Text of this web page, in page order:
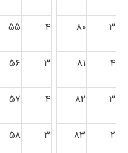
۳ ۸۰ ۴ ۵۵
۴ ۸۱ ۳ ۵۶
۳ ۸۲ ۴ ۵۷
۲ ۸۳ ۳ ۵۸